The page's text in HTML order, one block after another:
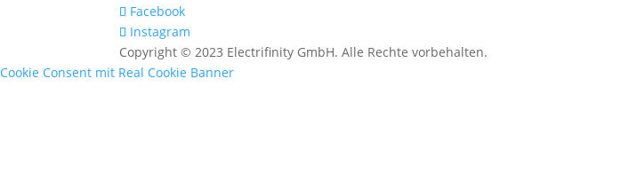
Facebook
Instagram
Copyright © 2023 Electrifinity GmbH. Alle Rechte vorbehalten.
Cookie Consent mit Real Cookie Banner